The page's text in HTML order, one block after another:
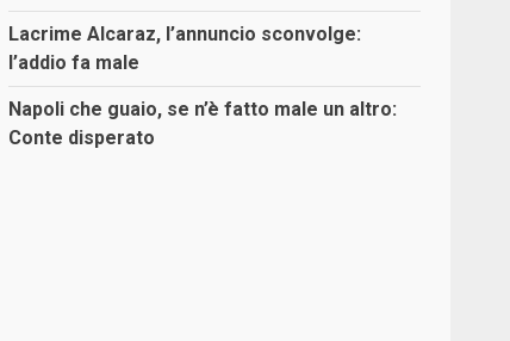
Lacrime Alcaraz, l’annuncio sconvolge:
l’addio fa male
Napoli che guaio, se n’è fatto male un altro:
Conte disperato